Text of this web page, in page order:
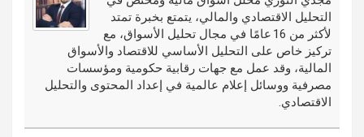
k
r
n
er
التحليل الاقتصادي والمالي، يتمتع بخبرة تمتد
لأكثر من 16 عامًا في مجال تحليل الأسواق، مع
تركيز خاص على التحليل الأساسي للاقتصاد والأسواق
المالية، وقد عمل مع جهات رقابية حكومية ومؤسسات
مصرفية ووسائل إعلام عالمية في إعداد المحتوى والتحليل
الاقتصادي.